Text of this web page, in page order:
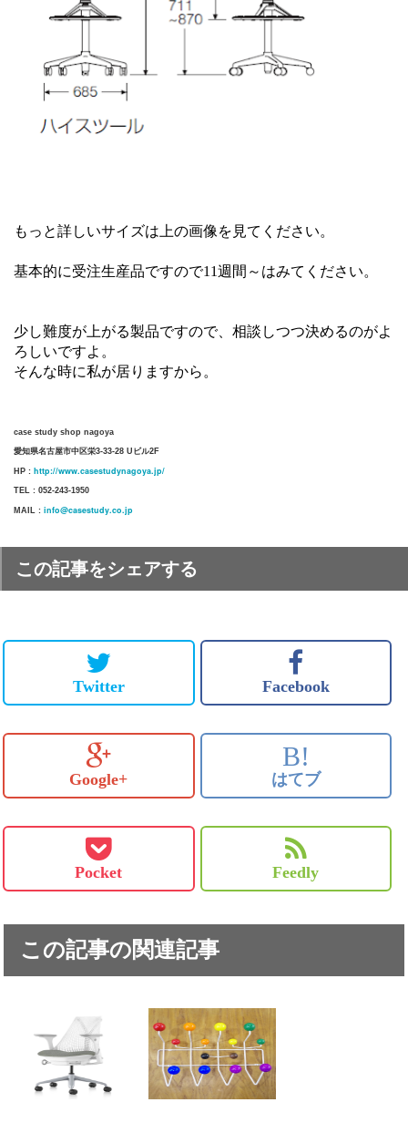
もっと詳しいサイズは上の画像を見てください。
基本的に受注生産品ですので11週間～はみてください。
少し難度が上がる製品ですので、相談しつつ決めるのがよ
ろしいですよ。
そんな時に私が居りますから。
case study shop nagoya
愛知県名古屋市中区栄3-33-28 Uビル2F
HP : http://www.casestudynagoya.jp/
TEL : 052-243-1950
MAIL : info@casestudy.co.jp
この記事をシェアする
Twitter Facebook
Google+
B!
はてブ
Pocket Feedly
この記事の関連記事